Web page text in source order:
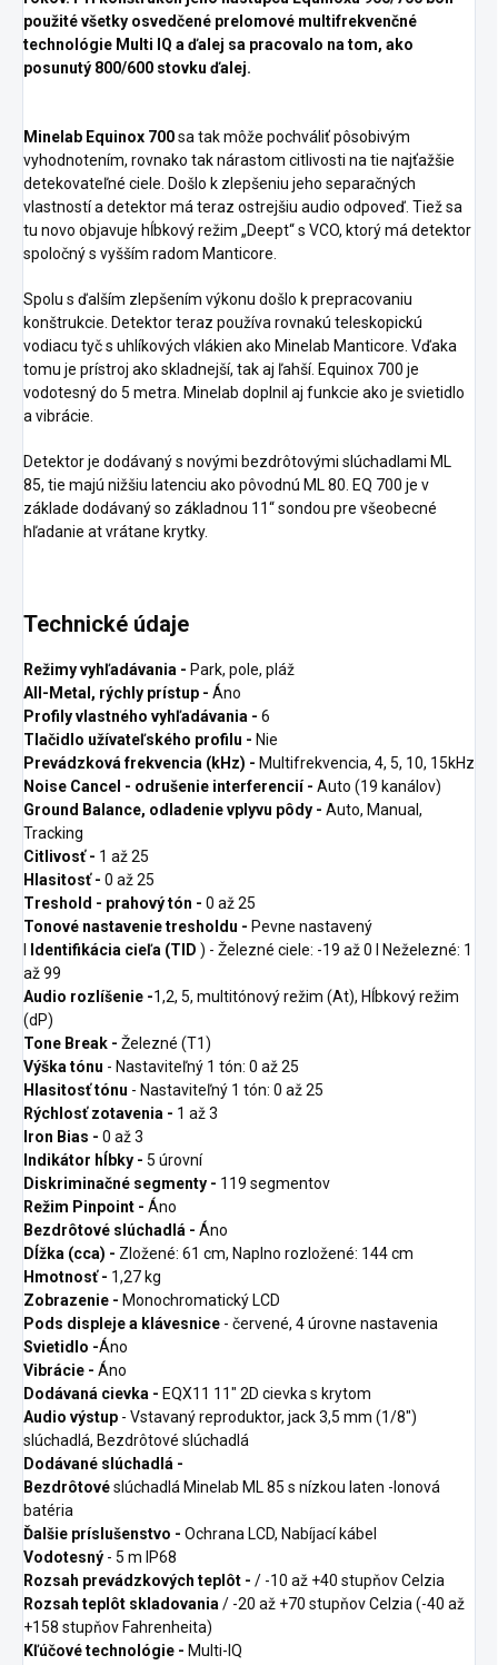
použité všetky osvedčené prelomové multifrekvenčné
technológie Multi IQ a ďalej sa pracovalo na tom, ako
posunutý 800/600 stovku ďalej.
Minelab Equinox 700sa tak môže pochváliť pôsobivým
vyhodnotením, rovnako tak nárastom citlivosti na tie najťažšie
detekovateľné ciele. Došlo k zlepšeniu jeho separačných
vlastností a detektor má teraz ostrejšiu audio odpoveď. Tiež sa
tu novo objavuje hĺbkový režim „Deept“ s VCO, ktorý má detektor
spoločný s vyšším radom Manticore.
Spolu s ďalším zlepšením výkonu došlo k prepracovaniu
konštrukcie. Detektor teraz používa rovnakú teleskopickú
vodiacu tyč s uhlíkových vlákien ako Minelab Manticore. Vďaka
tomu je prístroj ako skladnejší, tak aj ľahší. Equinox 700 je
vodotesný do 5 metra. Minelab doplnil aj funkcie ako je svietidlo
a vibrácie.
Detektor je dodávaný s novými bezdrôtovými slúchadlami ML
85, tie majú nižšiu latenciu ako pôvodnú ML 80. EQ 700 je v
základe dodávaný so základnou 11“ sondou pre všeobecné
hľadanie at vrátane krytky.
Technické údaje
Režimy vyhľadávania - Park, pole, pláž
All-Metal, rýchly prístup - Áno
Profily vlastného vyhľadávania - 6
Tlačidlo užívateľského profilu - Nie
Prevádzková frekvencia (kHz) - Multifrekvencia, 4, 5, 10, 15kHz
Noise Cancel - odrušenie interferencií - Auto (19 kanálov)
Ground Balance, odladenie vplyvu pôdy - Auto, Manual,
Tracking
Citlivosť - 1 až 25
Hlasitosť - 0 až 25
Treshold - prahový tón - 0 až 25
Tonové nastavenie tresholdu - Pevne nastavený
Identifikácia cieľa (TID ) - Železné ciele: -19 až 0 I Neželezné: 1
až 99
Audio rozlíšenie -1,2, 5, multitónový režim (At), Hĺbkový režim
(dP)
Tone Break - Železné (T1)
Výška tónu - Nastaviteľný 1 tón: 0 až 25
Hlasitosť tónu - Nastaviteľný 1 tón: 0 až 25
Rýchlosť zotavenia - 1 až 3
Iron Bias - 0 až 3
Indikátor hĺbky - 5 úrovní
Diskriminačné segmenty - 119 segmentov
Režim Pinpoint - Áno
Bezdrôtové slúchadlá - Áno
Dĺžka (cca) - Zložené: 61 cm, Naplno rozložené: 144 cm
Hmotnosť - 1,27 kg
Zobrazenie - Monochromatický LCD
Pods displeje a klávesnice - červené, 4 úrovne nastavenia
Svietidlo -Áno
Vibrácie - Áno
Dodávaná cievka - EQX11 11" 2D cievka s krytom
Audio výstup - Vstavaný reproduktor, jack 3,5 mm (1/8")
slúchadlá, Bezdrôtové slúchadlá
Dodávané slúchadlá -
Bezdrôtovéslúchadlá Minelab ML 85 s nízkou laten -lonová
batéria
Ďalšie príslušenstvo - Ochrana LCD, Nabíjací kábel
Vodotesný - 5 m IP68
Rozsah prevádzkových teplôt - / -10 až +40 stupňov Celzia
Rozsah teplôt skladovania / -20 až +70 stupňov Celzia (-40 až
+158 stupňov Fahrenheita)
Kľúčové technológie - Multi-IQ